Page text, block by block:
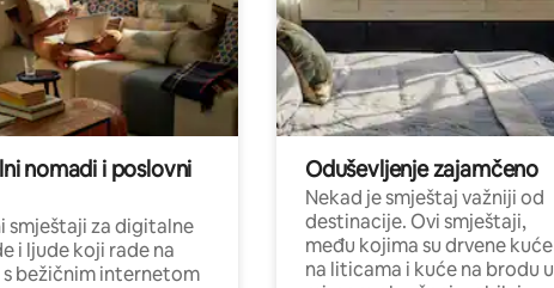
nomadi i poslovni
smještaji za digitalne
i ljude koji rade na
bežičnim internetom
Oduševljenje zajamčeno
Nekad je smještaj važniji od
destinacije. Ovi smještaji,
među kojima su drvene kuće
na liticama i kuće na brodu u